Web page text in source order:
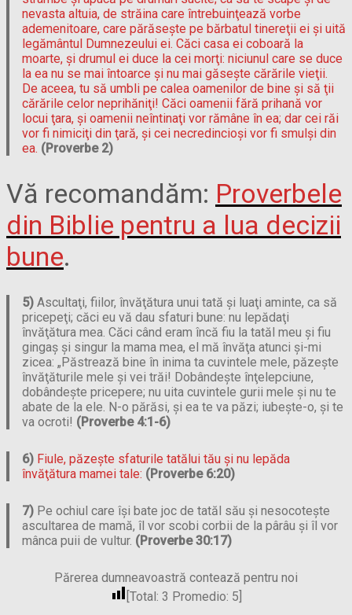
nevasta altuia, de străina care întrebuinţează vorbe
ademenitoare, care părăseşte pe bărbatul tinereţii ei şi uită
legământul Dumnezeului ei. Căci casa ei coboară la
moarte, şi drumul ei duce la cei morţi: niciunul care se duce
la ea nu se mai întoarce şi nu mai găseşte cărările vieţii.
De aceea, tu să umbli pe calea oamenilor de bine şi să ţii
cărările celor neprihăniţi! Căci oamenii fără prihană vor
locui ţara, şi oamenii neîntinaţi vor rămâne în ea; dar cei răi
vor fi nimiciţi din ţară, şi cei necredincioşi vor fi smulşi din
ea. (Proverbe 2)
Vă recomandăm: Proverbele
din Biblie pentru a lua decizii
bune.
5) Ascultaţi, fiilor, învăţătura unui tată şi luaţi aminte, ca să
pricepeţi; căci eu vă dau sfaturi bune: nu lepădaţi
învăţătura mea. Căci când eram încă fiu la tatăl meu şi fiu
gingaş şi singur la mama mea, el mă învăţa atunci şi-mi
zicea: „Păstrează bine în inima ta cuvintele mele, păzeşte
învăţăturile mele şi vei trăi! Dobândeşte înţelepciune,
dobândeşte pricepere; nu uita cuvintele gurii mele şi nu te
abate de la ele. N-o părăsi, şi ea te va păzi; iubeşte-o, şi te
va ocroti! (Proverbe 4:1-6)
6) Fiule, păzeşte sfaturile tatălui tău şi nu lepăda
învăţătura mamei tale: (Proverbe 6:20)
7) Pe ochiul care îşi bate joc de tatăl său şi nesocoteşte
ascultarea de mamă, îl vor scobi corbii de la pârâu şi îl vor
mânca puii de vultur. (Proverbe 30:17)
Părerea dumneavoastră contează pentru noi
[Total: 3 Promedio: 5